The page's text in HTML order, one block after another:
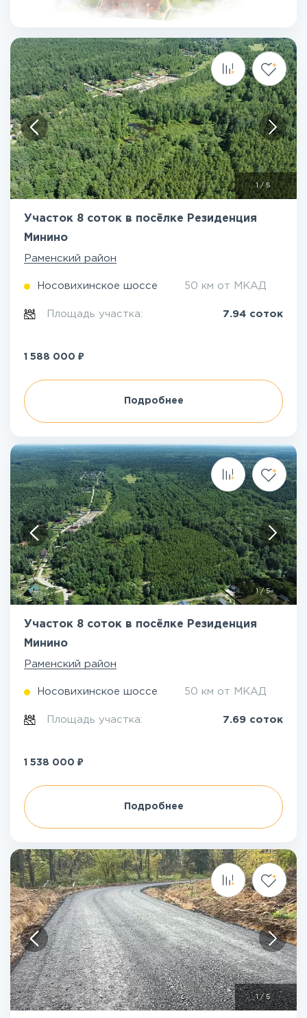
1/5
Участок 8 соток в посёлке Резиденция
Минино
Раменский район
Носовихинское шоссе 50 км от МКАД
Площадь участка: 7.94 соток
1 588 000 ₽
Подробнее
1 /5
Участок 8 соток в посёлке Резиденция
Минино
Раменский район
Носовихинское шоссе 50 км от МКАД
Площадь участка: 7.69 соток
1 538 000 ₽
Подробнее
1/5